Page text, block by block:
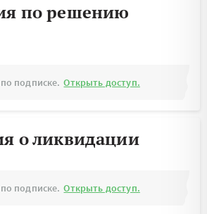
по решению
подписке. Открыть доступ.
о ликвидации
подписке. Открыть доступ.